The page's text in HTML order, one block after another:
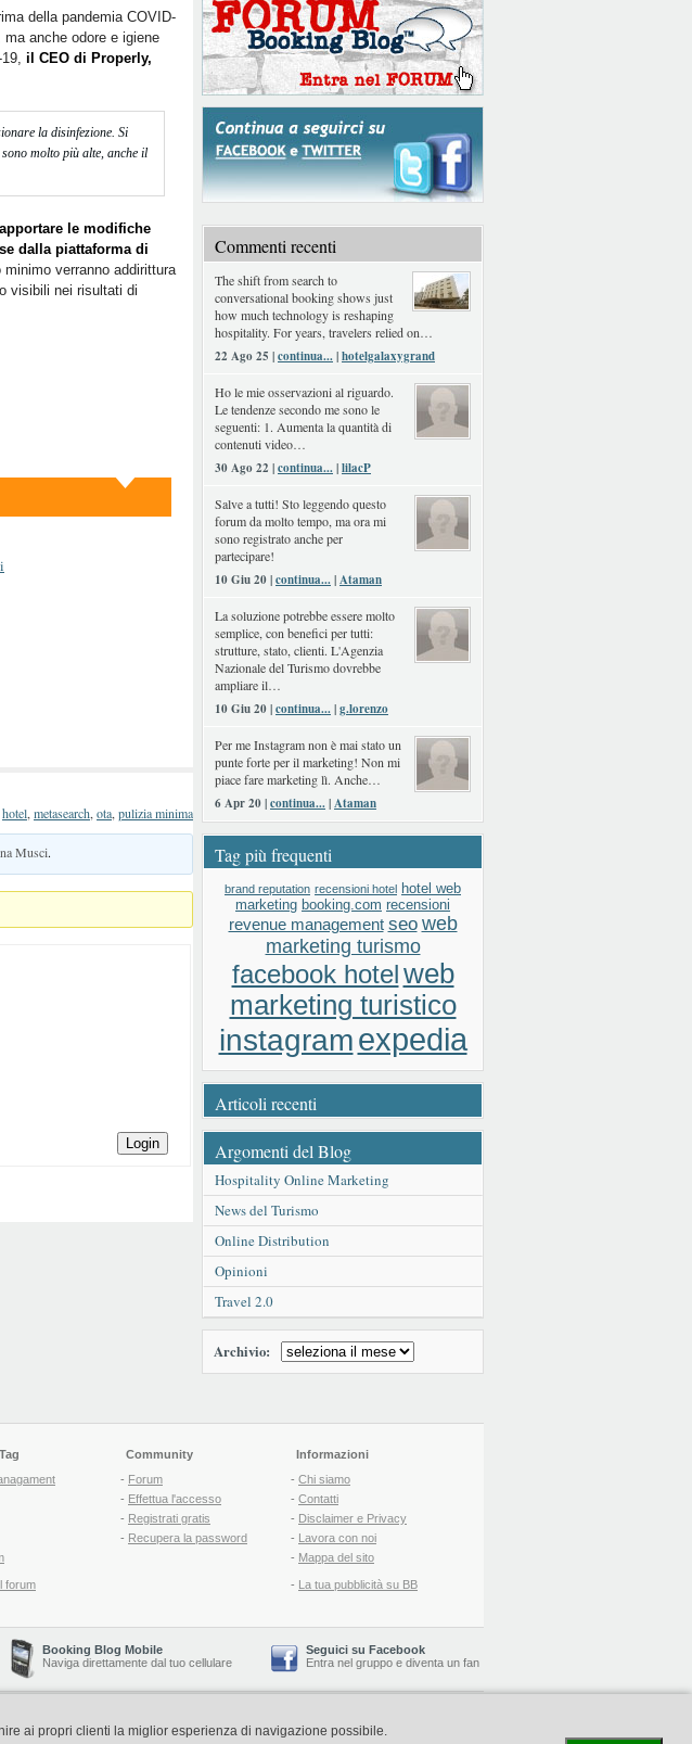
della pandemia COVID-
anche odore e igiene
il CEO di Properly,
la disinfezione. Si
molto più alte, anche il
le modifiche
dalla piattaforma di
verranno addirittura
visibili nei risultati di
hotel, metasearch, ota, pulizia minima
Musci.
Login
Commenti recenti
The shift from search to
conversational booking shows just
how much technology is reshaping
hospitality. For years, travelers relied on…
22 Ago 25 |continua...|hotelgalaxygrand
Ho le mie osservazioni al riguardo.
Le tendenze secondo me sono le
seguenti: 1. Aumenta la quantità di
contenuti video…
30 Ago 22 |continua...|lilacP
Salve a tutti! Sto leggendo questo
forum da molto tempo, ma ora mi
sono registrato anche per
partecipare!
10 Giu 20 |continua...|Ataman
La soluzione potrebbe essere molto
semplice, con benefici per tutti:
strutture, stato, clienti. L'Agenzia
Nazionale del Turismo dovrebbe
ampliare il…
10 Giu 20 |continua...|g.lorenzo
Per me Instagram non è mai stato un
punte forte per il marketing! Non mi
piace fare marketing lì. Anche…
6 Apr 20 |continua...|Ataman
Tag più frequenti
brand reputation recensioni hotel hotel web
marketing booking.com recensioni
revenue management seo web
marketing turismo
facebook hotelweb
marketing turistico
instagramexpedia
Articoli recenti
Argomenti del Blog
Hospitality Online Marketing
News del Turismo
Online Distribution
Opinioni
Travel 2.0
Archivio:
forum
Community
- Forum
- Effettua l'accesso
- Registrati gratis
- Recupera la password
Informazioni
- Chi siamo
- Contatti
- Disclaimer e Privacy
- Lavora con noi
- Mappa del sito
- La tua pubblicità su BB
Booking Blog Mobile
Naviga direttamente dal tuo cellulare
Seguici su Facebook
Entra nel gruppo e diventa un fan
QNT S.r.l. Socio Unico - www.qnt.it - Booking Blog ™ - Il blog del Web Marketing Turistico
ai propri clienti la miglior esperienza di navigazione possibile.